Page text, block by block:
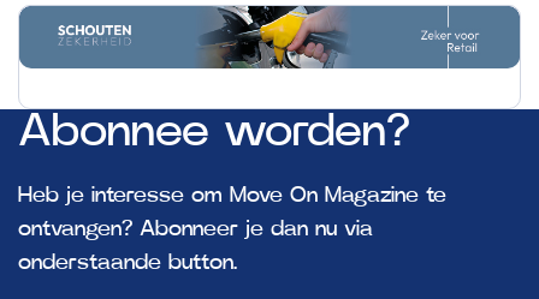
Abonnee worden?
Heb je interesse om Move On Magazine te
ontvangen? Abonneer je dan nu via
onderstaande button.